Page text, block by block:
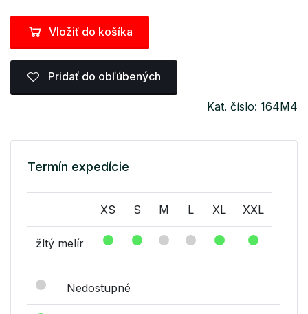
Vložiť do košíka
Pridať do obľúbených
Kat. číslo: 164M4
Termín expedície
XS S M L XL XXL
žltý melír
Nedostupné